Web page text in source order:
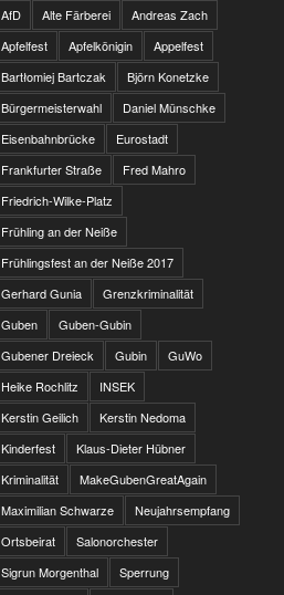
AfD
Alte Färberei
Andreas Zach
Apfelfest
Apfelkönigin
Appelfest
Bartłomiej Bartczak
Björn Konetzke
Bürgermeisterwahl
Daniel Münschke
Eisenbahnbrücke
Eurostadt
Frankfurter Straße
Fred Mahro
Friedrich-Wilke-Platz
Frühling an der Neiße
Frühlingsfest an der Neiße 2017
Gerhard Gunia
Grenzkriminalität
Guben
Guben-Gubin
Gubener Dreieck
Gubin
GuWo
Heike Rochlitz
INSEK
Kerstin Geilich
Kerstin Nedoma
Kinderfest
Klaus-Dieter Hübner
Kriminalität
MakeGubenGreatAgain
Maximilian Schwarze
Neujahrsempfang
Ortsbeirat
Salonorchester
Sigrun Morgenthal
Sperrung